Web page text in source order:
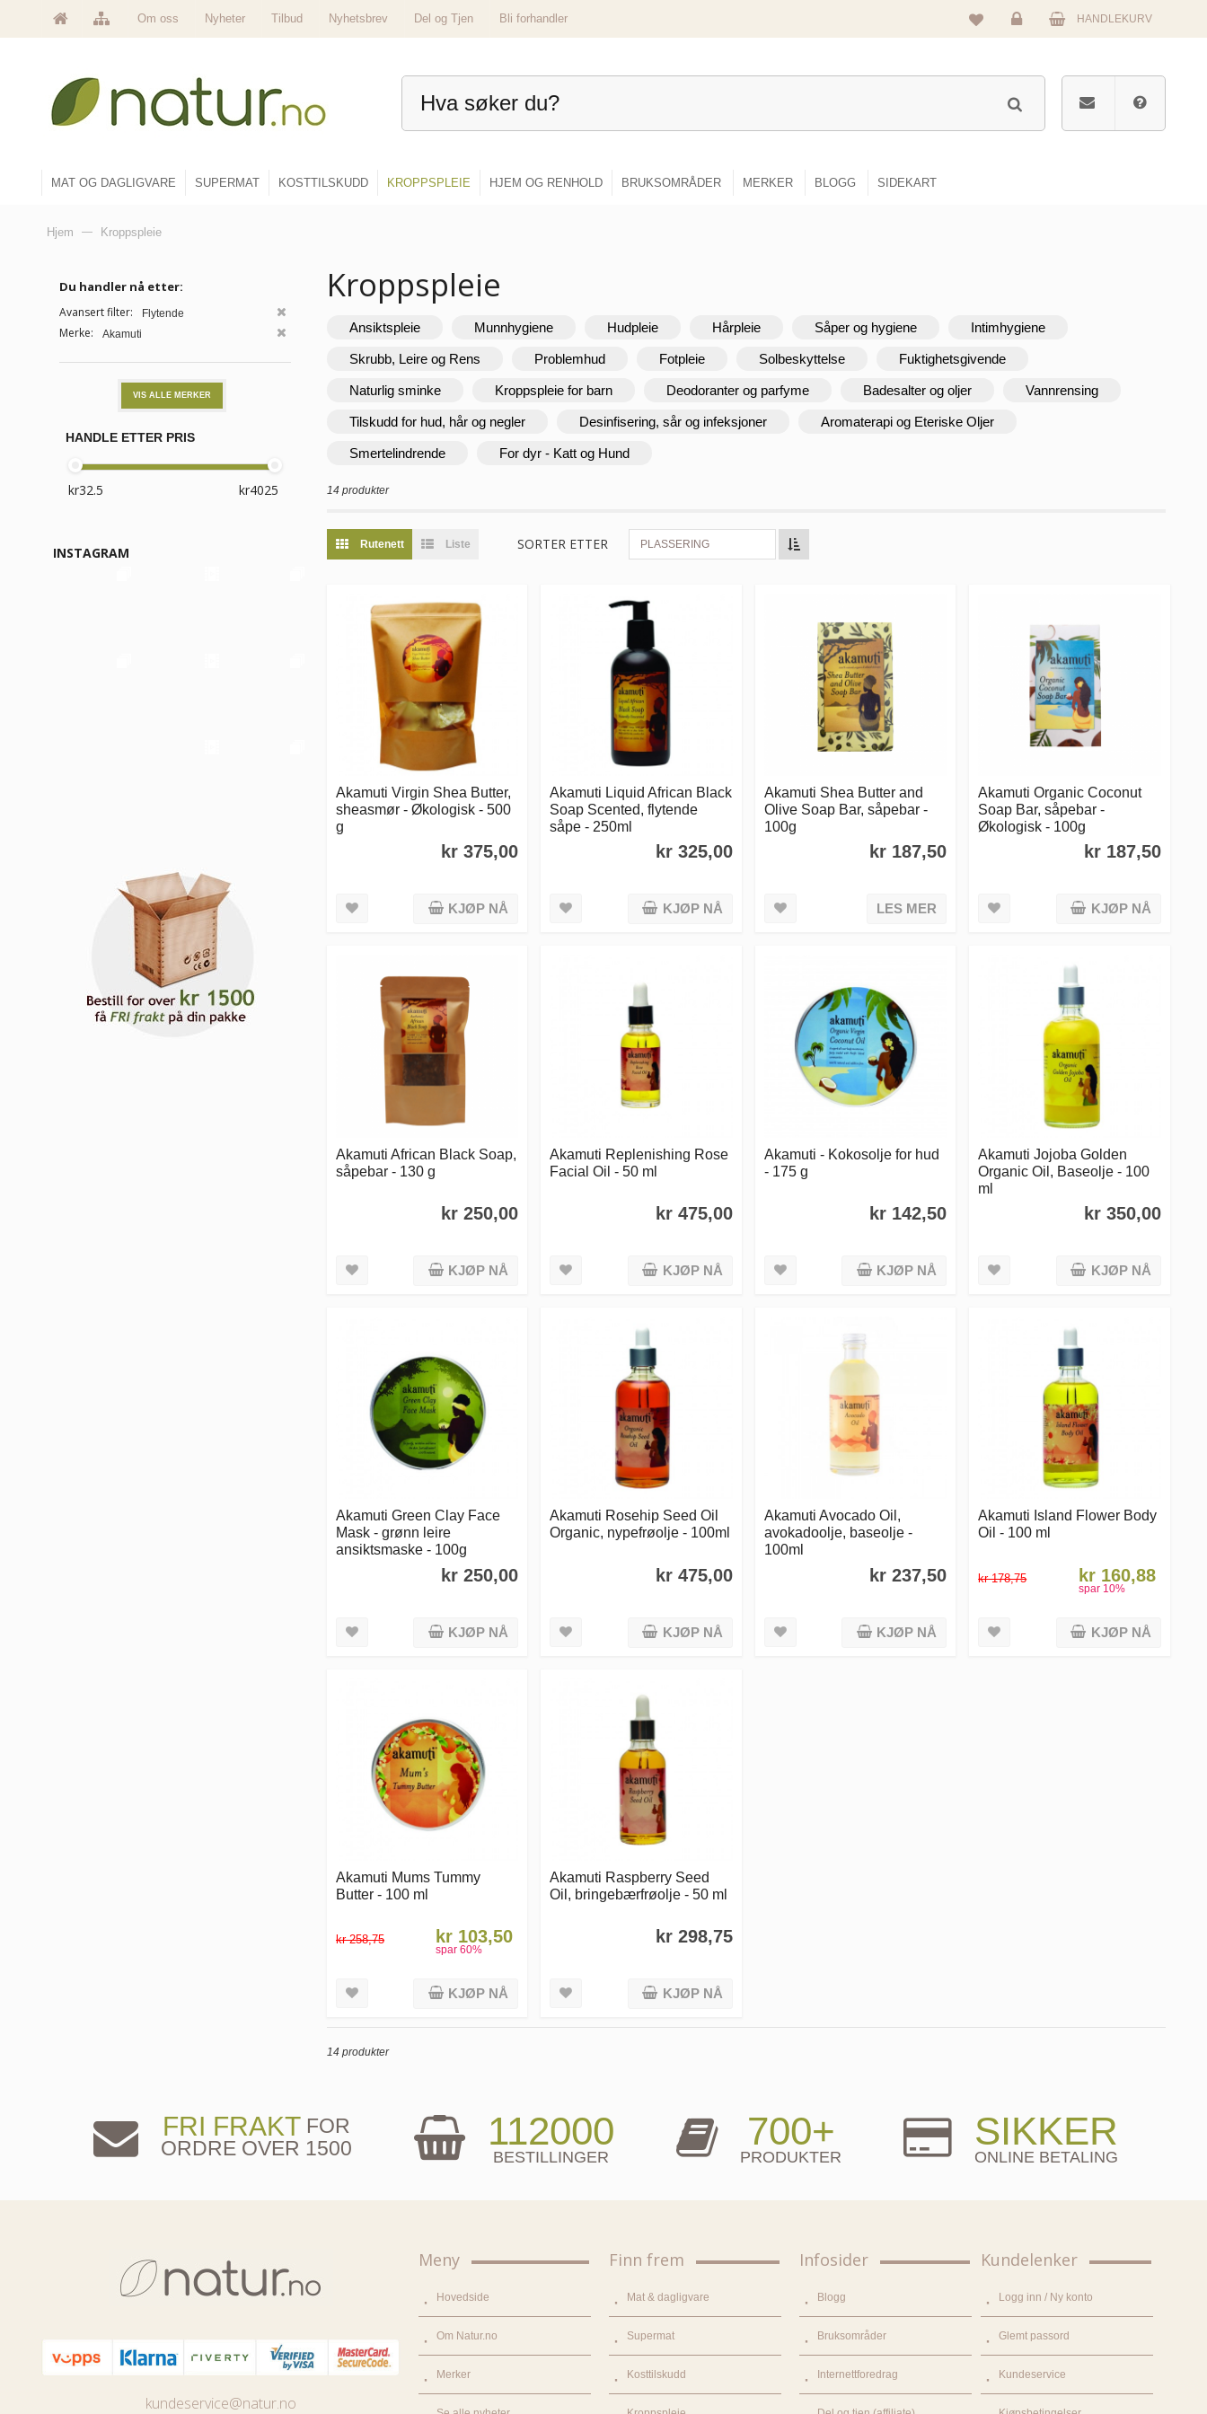
Om oss Nyheter Tilbud Nyhetsbrev Del og Tjen
Bli forhandler
Logg
HANDLEKURV
MAT OG DAGLIGVARE SUPERMAT KOSTTILSKUDD KROPPSPLEIE HJEM OG RENHOLD BRUKSOMRÅDER MERKER BLOGG SIDEKART
Hjem — Kroppspleie
Kroppspleie
Ansiktspleie Munnhygiene Hudpleie Hårpleie Såper og hygiene Intimhygiene
Skrubb, Leire og Rens Problemhud Fotpleie Solbeskyttelse Fuktighetsgivende
Naturlig sminke Kroppspleie for barn Deodoranter og parfyme Badesalter og oljer Vannrensing
Tilskudd for hud, hår og negler Desinfisering, sår og infeksjoner Aromaterapi og Eteriske Oljer
Smertelindrende For dyr - Katt og Hund
14 produkter
Rutenett Liste SORTER ETTER PLASSERING
Akamuti Virgin Shea Butter,
sheasmør - Økologisk - 500
g
kr 375,00
KJØP NÅ
Akamuti Liquid African Black
Soap Scented, flytende
såpe - 250ml
kr 325,00
KJØP NÅ
Akamuti Shea Butter and
Olive Soap Bar, såpebar -
100g
kr 187,50
LES MER
Akamuti Organic Coconut
Soap Bar, såpebar -
Økologisk - 100g
kr 187,50
KJØP NÅ
Akamuti African Black Soap,
såpebar - 130 g
kr 250,00
KJØP NÅ
Akamuti Replenishing Rose
Facial Oil - 50 ml
kr 475,00
KJØP NÅ
Akamuti - Kokosolje for hud
- 175 g
kr 142,50
KJØP NÅ
Akamuti Jojoba Golden
Organic Oil, Baseolje - 100
ml
kr 350,00
KJØP NÅ
Akamuti Green Clay Face
Mask - grønn leire
ansiktsmaske - 100g
kr 250,00
KJØP NÅ
Akamuti Rosehip Seed Oil
Organic, nypefrøolje - 100ml
kr 475,00
KJØP NÅ
Akamuti Avocado Oil,
avokadoolje, baseolje -
100ml
kr 237,50
KJØP NÅ
Akamuti Island Flower Body
Oil - 100 ml
kr 178,75 kr 160,88
spar 10%
KJØP NÅ
Akamuti Mums Tummy
Butter - 100 ml
kr 258,75 kr 103,50
spar60%
KJØP NÅ
Akamuti Raspberry Seed
Oil, bringebærfrøolje - 50 ml
kr 298,75
KJØP NÅ
14 produkter
Du handler nå etter:
Avansert filter: Flytende
Merke: Akamuti
VIS ALLE MERKER
HANDLE ETTER PRIS
INSTAGRAM
FRI FRAKT FOR
ORDRE OVER 1500
112000
BESTILLINGER
700+
PRODUKTER
SIKKER
ONLINE BETALING
kundeservice@natur.no
Meny
Hovedside
Om Natur.no
Merker
Finn frem
Mat & dagligvare
Supermat
Kosttilskudd
Infosider
Blogg
Bruksområder
Internettforedrag
Kundelenker
Logg inn / Ny konto
Glemt passord
Kundeservice